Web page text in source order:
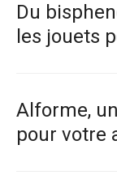
Du
les jouets
Alforme,
pour votre